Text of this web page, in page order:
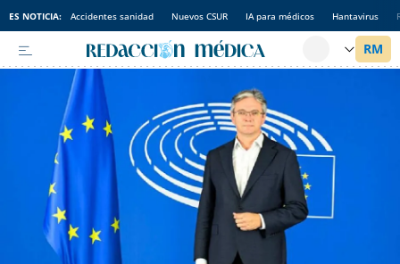
ES NOTICIA: Accidentes sanidad Nuevos CSUR IA para médicos Hantavirus